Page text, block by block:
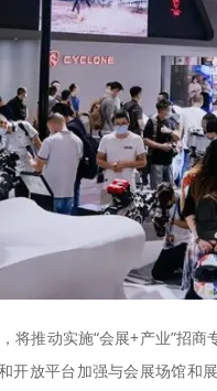
将推动实施“会展+产业”招
开放平台加强与会展场馆和